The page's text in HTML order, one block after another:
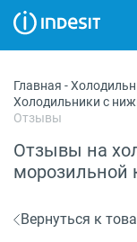
Морозильные
Стиральные и
Посудомоечные
Плиты
Главная -
Холодильники с
Отзывы
Отзывы на
морозильной
Вернуться к